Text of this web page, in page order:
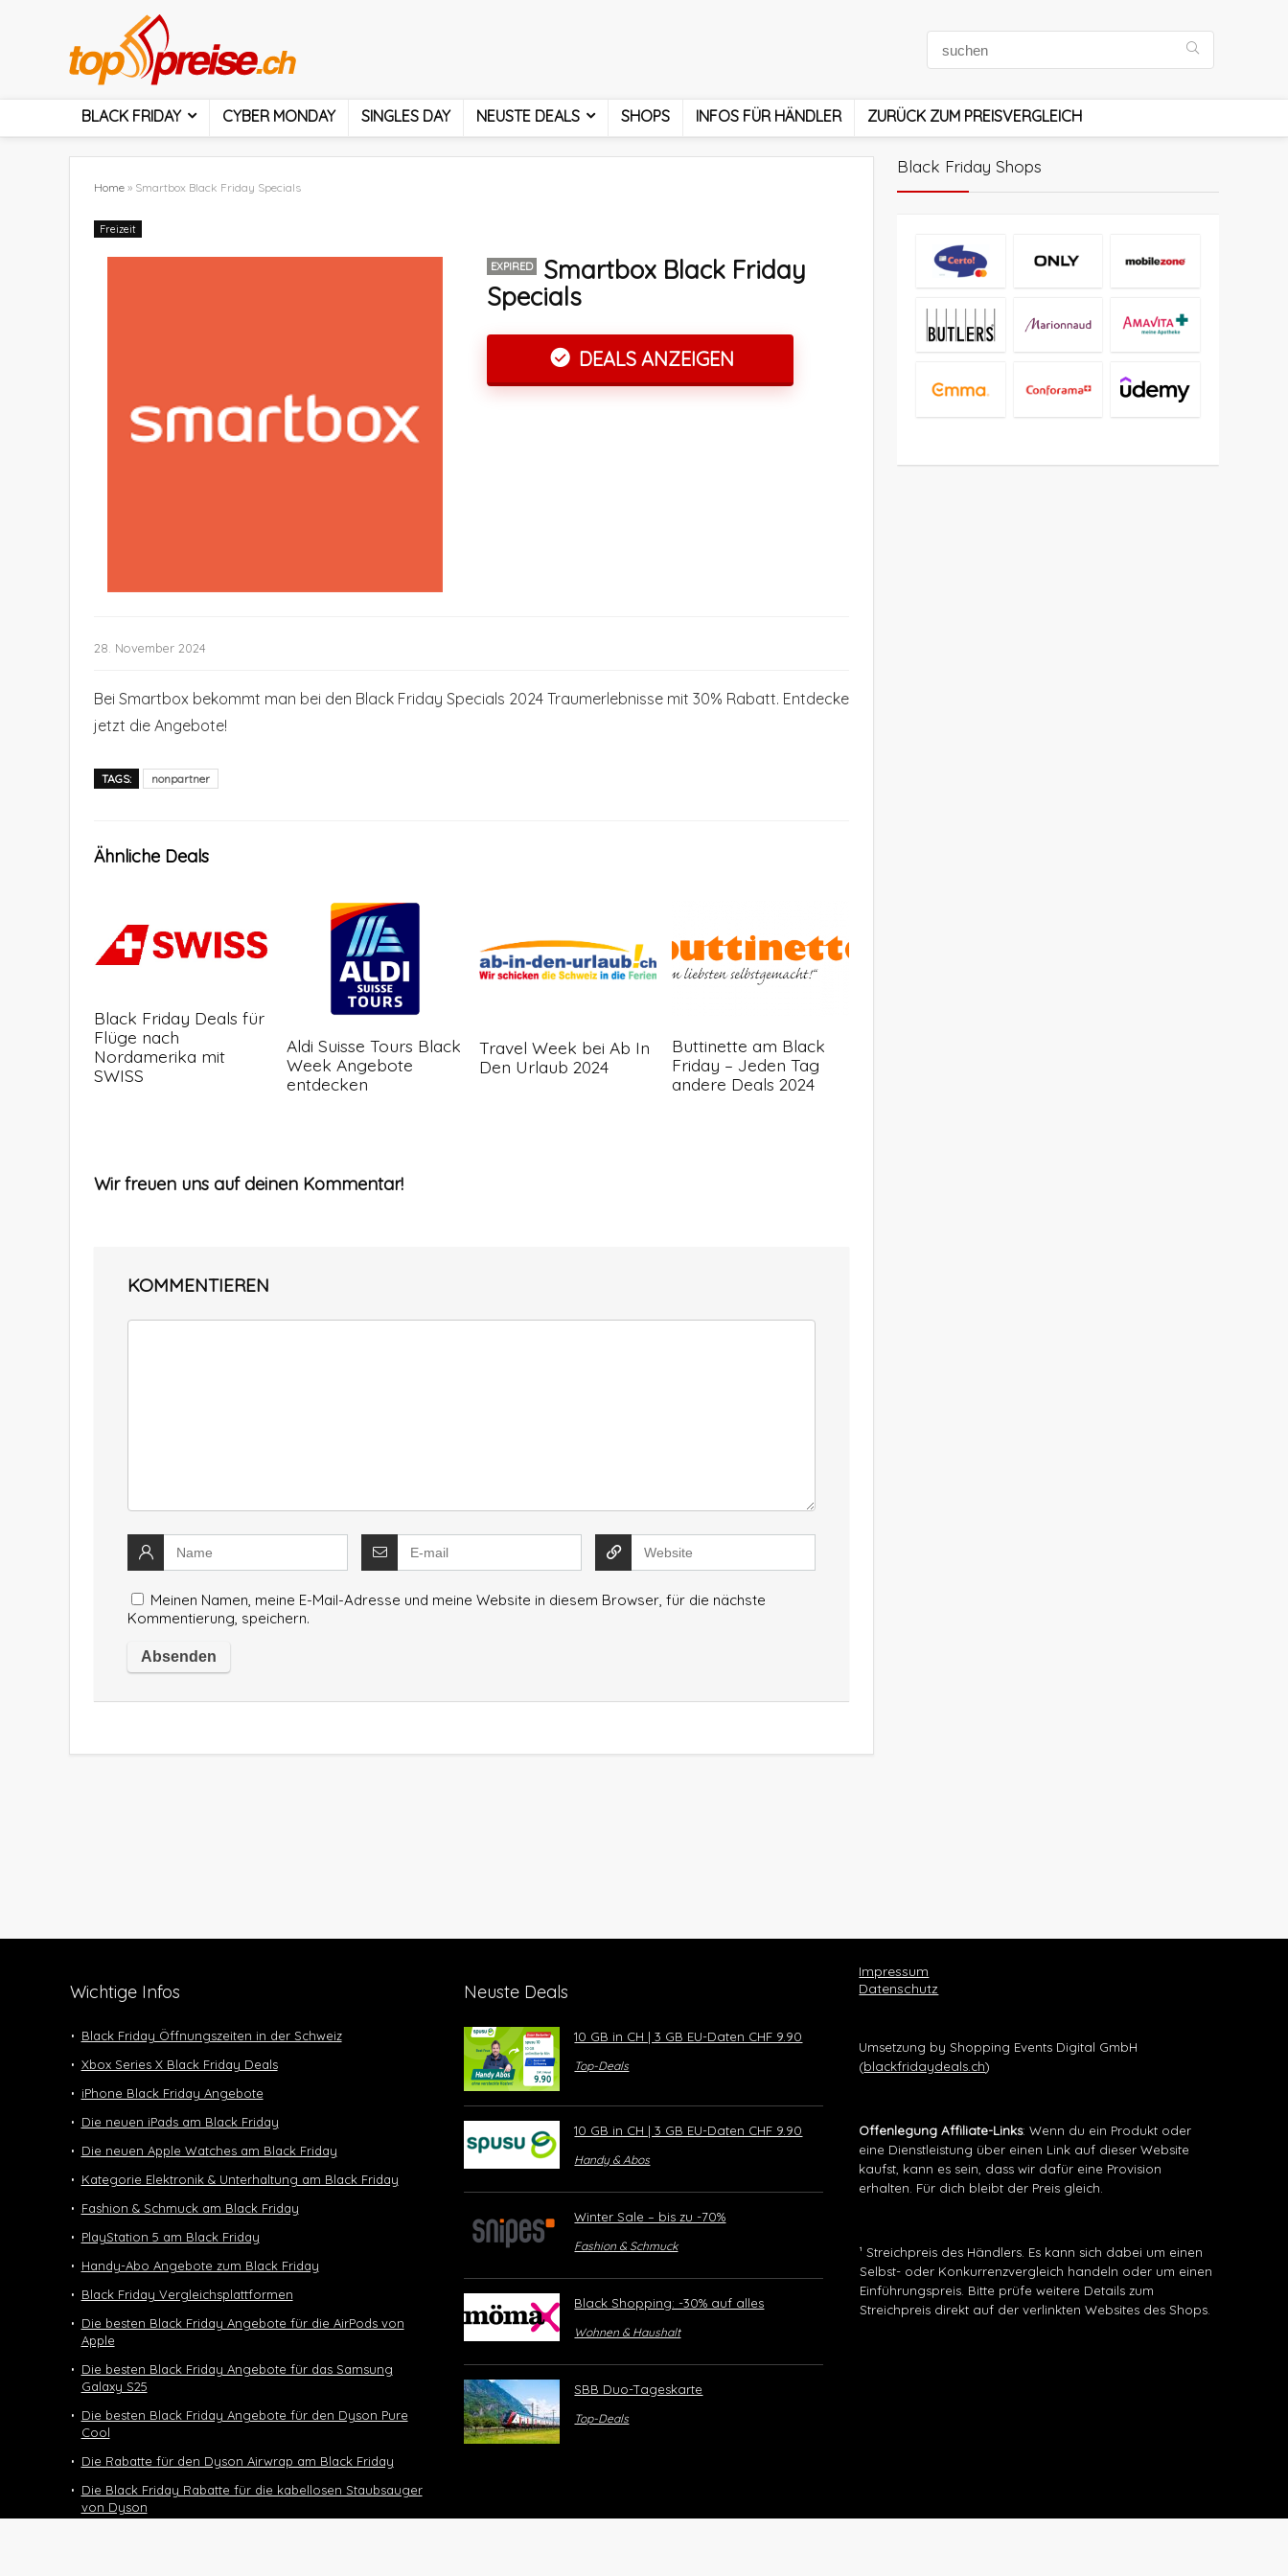
BLACK FRIDAY CYBER MONDAY SINGLES DAY NEUSTE DEALS SHOPS INFOS FÜR HÄNDLER ZURÜCK ZUM PREISVERGLEICH
Home » Smartbox Black Friday Specials
Freizeit
EXPIRED
Smartbox Black Friday
Specials
DEALS ANZEIGEN
28. November 2024
Bei Smartbox bekommt man bei den Black Friday Specials 2024 Traumerlebnisse mit 30% Rabatt. Entdecke
jetzt die Angebote!
TAGS: nonpartner
Ähnliche Deals
Black Friday Deals für
Flüge nach
Nordamerika mit
SWISS
Aldi Suisse Tours Black
Week Angebote
entdecken
Travel Week bei Ab In
Den Urlaub 2024
Buttinette am Black
Friday – Jeden Tag
andere Deals 2024
Wir freuen uns auf deinen Kommentar!
KOMMENTIEREN
Meinen Namen, meine E-Mail-Adresse und meine Website in diesem Browser, für die nächste
Kommentierung, speichern.
Black Friday Shops
Wichtige Infos
Black Friday Öffnungszeiten in der Schweiz
Xbox Series X Black Friday Deals
iPhone Black Friday Angebote
Die neuen iPads am Black Friday
Die neuen Apple Watches am Black Friday
Kategorie Elektronik & Unterhaltung am Black Friday
Fashion & Schmuck am Black Friday
PlayStation 5 am Black Friday
Handy-Abo Angebote zum Black Friday
Black Friday Vergleichsplattformen
Die besten Black Friday Angebote für die AirPods von
Apple
Die besten Black Friday Angebote für das Samsung
Galaxy S25
Die besten Black Friday Angebote für den Dyson Pure
Cool
Die Rabatte für den Dyson Airwrap am Black Friday
Die Black Friday Rabatte für die kabellosen Staubsauger
von Dyson
Neuste Deals
10 GB in CH | 3 GB EU-Daten CHF 9.90
Top-Deals
10 GB in CH | 3 GB EU-Daten CHF 9.90
Handy & Abos
Winter Sale – bis zu -70%
Fashion & Schmuck
Black Shopping: -30% auf alles
Wohnen & Haushalt
SBB Duo-Tageskarte
Top-Deals
Impressum
Datenschutz
Umsetzung by Shopping Events Digital GmbH
(blackfridaydeals.ch)
Offenlegung Affiliate-Links: Wenn du ein Produkt oder
eine Dienstleistung über einen Link auf dieser Website
kaufst, kann es sein, dass wir dafür eine Provision
erhalten. Für dich bleibt der Preis gleich.
¹ Streichpreis des Händlers. Es kann sich dabei um einen
Selbst- oder Konkurrenzvergleich handeln oder um einen
Einführungspreis. Bitte prüfe weitere Details zum
Streichpreis direkt auf der verlinkten Websites des Shops.